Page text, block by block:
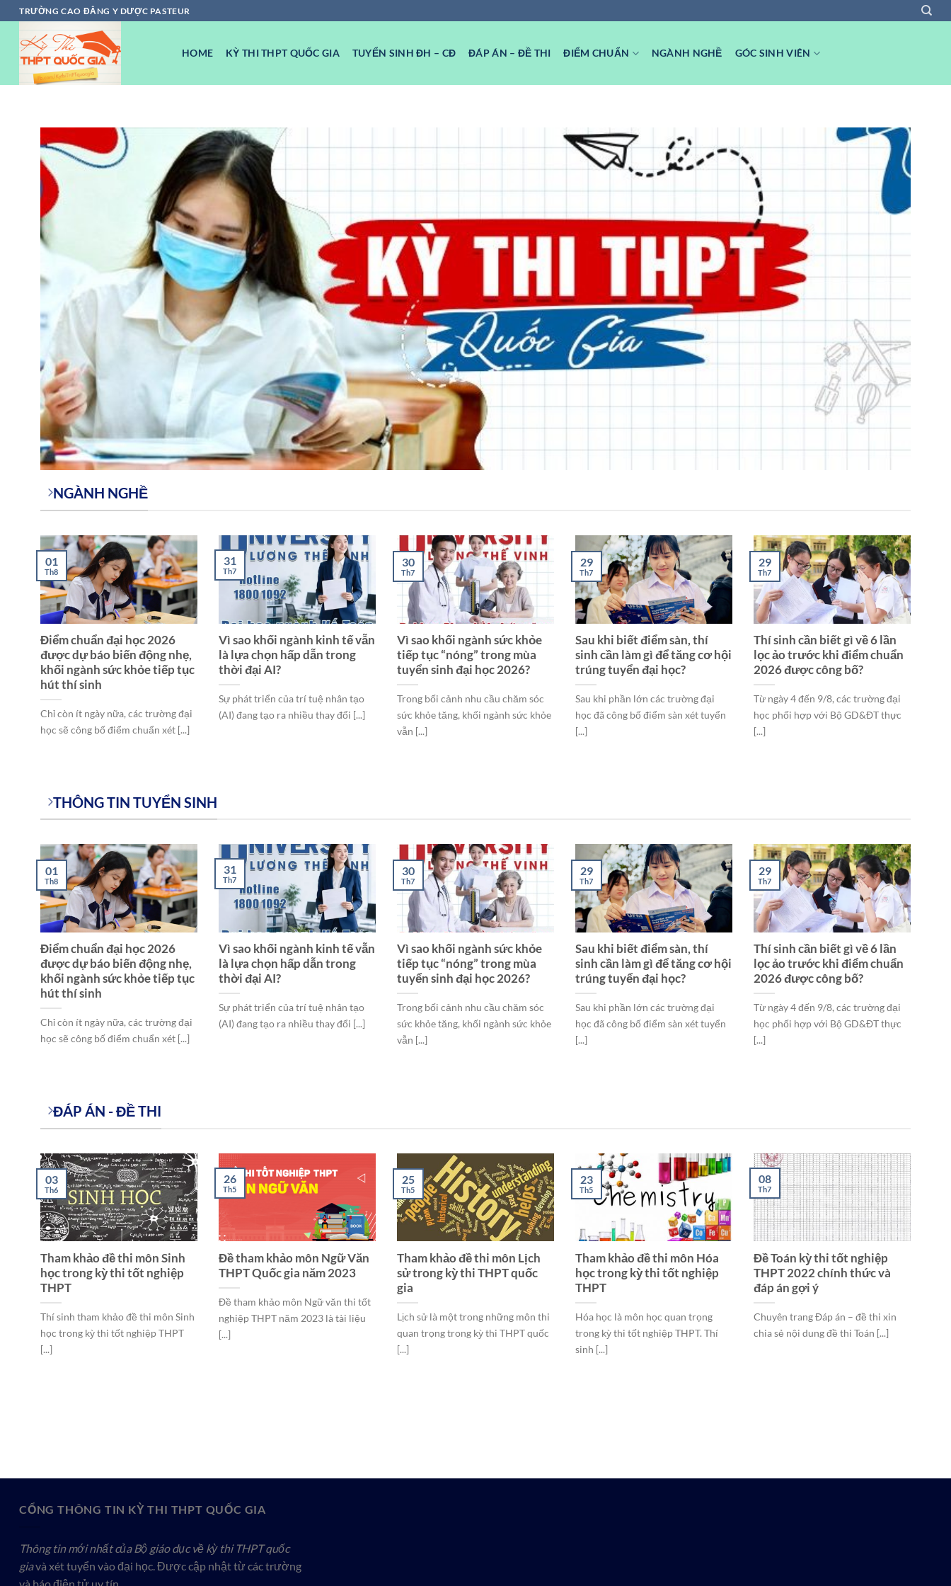
Chuyển
đến
dung
TRƯỜNG CAO ĐẲNG Y DƯỢC PASTEUR
HOME KỲ THI THPT QUỐC GIA TUYỂN SINH ĐH – CĐ ĐÁP ÁN – ĐỀ THI ĐIỂM CHUẨN NGÀNH NGHỀ GÓC SINH VIÊN
NGÀNH NGHỀ
Điểm chuẩn đại học 2026
được dự báo biến động nhẹ,
khối ngành sức khỏe tiếp tục
hút thí sinh
Chỉ còn ít ngày nữa, các trường đại
học sẽ công bố điểm chuẩn xét [...]
01
Th8
Vì sao khối ngành kinh tế vẫn
là lựa chọn hấp dẫn trong
thời đại AI?
Sự phát triển của trí tuệ nhân tạo
(AI) đang tạo ra nhiều thay đổi [...]
31
Th7
Vì sao khối ngành sức khỏe
tiếp tục “nóng” trong mùa
tuyển sinh đại học 2026?
Trong bối cảnh nhu cầu chăm sóc
sức khỏe tăng, khối ngành sức khỏe
vẫn [...]
30
Th7
Sau khi biết điểm sàn, thí
sinh cần làm gì để tăng cơ hội
trúng tuyển đại học?
Sau khi phần lớn các trường đại
học đã công bố điểm sàn xét tuyển
[...]
29
Th7
Thí sinh cần biết gì về 6 lần
lọc ảo trước khi điểm chuẩn
2026 được công bố?
Từ ngày 4 đến 9/8, các trường đại
học phối hợp với Bộ GD&ĐT thực
[...]
29
Th7
THÔNG TIN TUYỂN SINH
Điểm chuẩn đại học 2026
được dự báo biến động nhẹ,
khối ngành sức khỏe tiếp tục
hút thí sinh
Chỉ còn ít ngày nữa, các trường đại
học sẽ công bố điểm chuẩn xét [...]
01
Th8
Vì sao khối ngành kinh tế vẫn
là lựa chọn hấp dẫn trong
thời đại AI?
Sự phát triển của trí tuệ nhân tạo
(AI) đang tạo ra nhiều thay đổi [...]
31
Th7
Vì sao khối ngành sức khỏe
tiếp tục “nóng” trong mùa
tuyển sinh đại học 2026?
Trong bối cảnh nhu cầu chăm sóc
sức khỏe tăng, khối ngành sức khỏe
vẫn [...]
30
Th7
Sau khi biết điểm sàn, thí
sinh cần làm gì để tăng cơ hội
trúng tuyển đại học?
Sau khi phần lớn các trường đại
học đã công bố điểm sàn xét tuyển
[...]
29
Th7
Thí sinh cần biết gì về 6 lần
lọc ảo trước khi điểm chuẩn
2026 được công bố?
Từ ngày 4 đến 9/8, các trường đại
học phối hợp với Bộ GD&ĐT thực
[...]
29
Th7
ĐÁP ÁN - ĐỀ THI
Tham khảo đề thi môn Sinh
học trong kỳ thi tốt nghiệp
THPT
Thí sinh tham khảo đề thi môn Sinh
học trong kỳ thi tốt nghiệp THPT
[...]
03
Th6
Đề tham khảo môn Ngữ Văn
THPT Quốc gia năm 2023
Đề tham khảo môn Ngữ văn thi tốt
nghiệp THPT năm 2023 là tài liệu
[...]
26
Th5
Tham khảo đề thi môn Lịch
sử trong kỳ thi THPT quốc
gia
Lịch sử là một trong những môn thi
quan trọng trong kỳ thi THPT quốc
[...]
25
Th5
Tham khảo đề thi môn Hóa
học trong kỳ thi tốt nghiệp
THPT
Hóa học là môn học quan trọng
trong kỳ thi tốt nghiệp THPT. Thí
sinh [...]
23
Th5
Đề Toán kỳ thi tốt nghiệp
THPT 2022 chính thức và
đáp án gợi ý
Chuyên trang Đáp án – đề thi xin
chia sẻ nội dung đề thi Toán [...]
08
Th7
CỔNG THÔNG TIN KỲ THI THPT QUỐC GIA
Thông tin mới nhất của Bộ giáo dục về kỳ thi THPT quốc
giavà xét tuyển vào đại học. Được cập nhật từ các trường